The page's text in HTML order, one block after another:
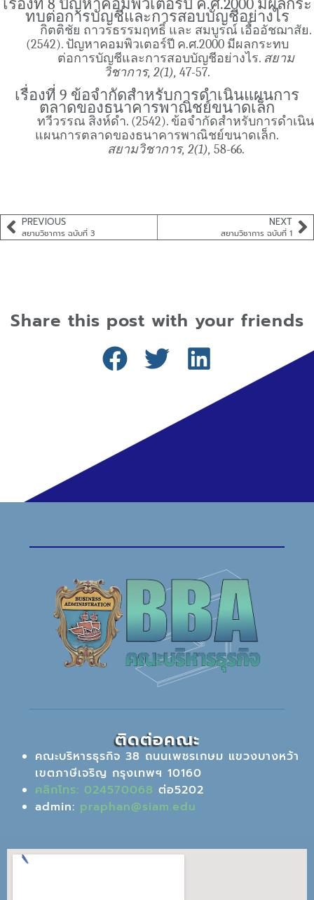
เรื่องที่ 8 ปัญหาคอมพิวเตอร์ปี ค.ศ.2000 มีผลกระ
ทบต่อการบัญชีและการสอบบัญชีอย่างไร
กิตติชัย ถาวรธรรมฤทธิ์ และ สมบูรณ์ เอื้ออัชฌาสัย.
(2542). ปัญหาคอมพิวเตอร์ปี ค.ศ.2000 มีผลกระทบ
ต่อการบัญชีและการสอบบัญชีอย่างไร. สยาม
วิชาการ, 2(1), 47-57.
เรื่องที่ 9 ข้อจำกัดสำหรับการดำเนินแผนการ
ตลาดของธนาคารพาณิชย์ขนาดเล็ก
ทวีวรรณ สิงห์ดำ. (2542). ข้อจำกัดสำหรับการดำเนิน
แผนการตลาดของธนาคารพาณิชย์ขนาดเล็ก.
สยามวิชาการ, 2(1), 58-66.
PREVIOUS
สยามวิชาการ ฉบับที่ 3
NEXT
สยามวิชาการ ฉบับที่ 1
Share this post with your friends
ติดต่อคณะ
คณะบริหารธุรกิจ 38 ถนนเพชรเกษม แขวงบางหว้า
เขตภาษีเจริญ กรุงเทพฯ 10160
คลิกโทร: 024570068 ต่อ5202
admin: praphan@siam.edu